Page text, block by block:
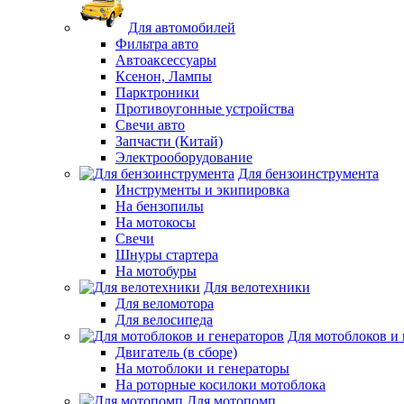
Для автомобилей
Фильтра авто
Автоаксессуары
Ксенон, Лампы
Парктроники
Противоугонные устройства
Свечи авто
Запчасти (Китай)
Электрооборудование
Для бензоинструмента
Инструменты и экипировка
На бензопилы
На мотокосы
Свечи
Шнуры стартера
На мотобуры
Для велотехники
Для веломотора
Для велосипеда
Для мотоблоков и
Двигатель (в сборе)
На мотоблоки и генераторы
На роторные косилоки мотоблока
Для мотопомп